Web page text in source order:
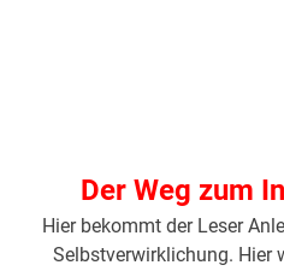
Der Weg zum
Hier bekommt der Leser
Selbstverwirklichung. Hier